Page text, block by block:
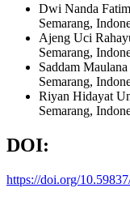
Dwi Nanda
Semarang,
Ajeng Uci
Semarang,
Saddam
Semarang,
Riyan Hidayat
Semarang,
DOI:
https://doi.org/